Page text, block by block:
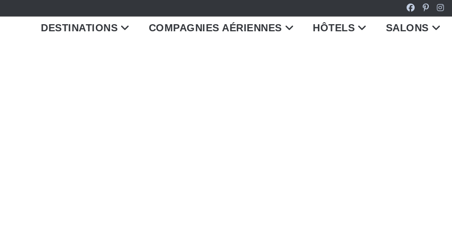
DESTINATIONS COMPAGNIES AÉRIENNES HÔTELS SALONS